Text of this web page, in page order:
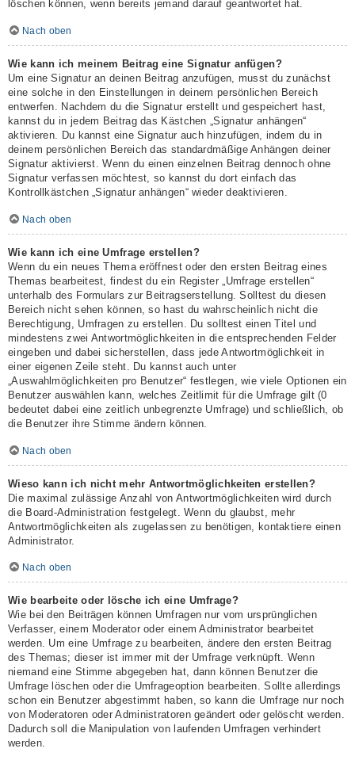
löschen können, wenn bereits jemand darauf geantwortet hat.
Nach oben
Wie kann ich meinem Beitrag eine Signatur anfügen?
Um eine Signatur an deinen Beitrag anzufügen, musst du zunächst
eine solche in den Einstellungen in deinem persönlichen Bereich
entwerfen. Nachdem du die Signatur erstellt und gespeichert hast,
kannst du in jedem Beitrag das Kästchen „Signatur anhängen“
aktivieren. Du kannst eine Signatur auch hinzufügen, indem du in
deinem persönlichen Bereich das standardmäßige Anhängen deiner
Signatur aktivierst. Wenn du einen einzelnen Beitrag dennoch ohne
Signatur verfassen möchtest, so kannst du dort einfach das
Kontrollkästchen „Signatur anhängen“ wieder deaktivieren.
Nach oben
Wie kann ich eine Umfrage erstellen?
Wenn du ein neues Thema eröffnest oder den ersten Beitrag eines
Themas bearbeitest, findest du ein Register „Umfrage erstellen“
unterhalb des Formulars zur Beitragserstellung. Solltest du diesen
Bereich nicht sehen können, so hast du wahrscheinlich nicht die
Berechtigung, Umfragen zu erstellen. Du solltest einen Titel und
mindestens zwei Antwortmöglichkeiten in die entsprechenden Felder
eingeben und dabei sicherstellen, dass jede Antwortmöglichkeit in
einer eigenen Zeile steht. Du kannst auch unter
„Auswahlmöglichkeiten pro Benutzer“ festlegen, wie viele Optionen ein
Benutzer auswählen kann, welches Zeitlimit für die Umfrage gilt (0
bedeutet dabei eine zeitlich unbegrenzte Umfrage) und schließlich, ob
die Benutzer ihre Stimme ändern können.
Nach oben
Wieso kann ich nicht mehr Antwortmöglichkeiten erstellen?
Die maximal zulässige Anzahl von Antwortmöglichkeiten wird durch
die Board-Administration festgelegt. Wenn du glaubst, mehr
Antwortmöglichkeiten als zugelassen zu benötigen, kontaktiere einen
Administrator.
Nach oben
Wie bearbeite oder lösche ich eine Umfrage?
Wie bei den Beiträgen können Umfragen nur vom ursprünglichen
Verfasser, einem Moderator oder einem Administrator bearbeitet
werden. Um eine Umfrage zu bearbeiten, ändere den ersten Beitrag
des Themas; dieser ist immer mit der Umfrage verknüpft. Wenn
niemand eine Stimme abgegeben hat, dann können Benutzer die
Umfrage löschen oder die Umfrageoption bearbeiten. Sollte allerdings
schon ein Benutzer abgestimmt haben, so kann die Umfrage nur noch
von Moderatoren oder Administratoren geändert oder gelöscht werden.
Dadurch soll die Manipulation von laufenden Umfragen verhindert
werden.